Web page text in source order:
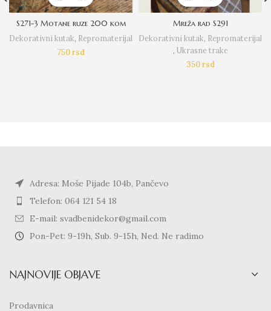
S271-3 Motane ruze 200 kom
Dekorativni kutak, Repromaterijal
750rsd
Mreža rad S291
Dekorativni kutak, Repromaterijal
, Ukrasne trake
350rsd
Adresa: Moše Pijade 104b, Pančevo
Telefon: 064 121 54 18
E-mail: svadbenidekor@gmail.com
Pon-Pet: 9-19h, Sub. 9-15h, Ned. Ne radimo
NAJNOVIJE OBJAVE
Prodavnica